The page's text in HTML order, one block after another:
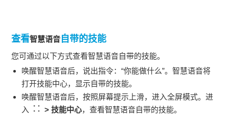
查看智慧语音自带的技能
您可通过以下方式查看智慧语音自带的技能。
唤醒智慧语音后，说出指令：“你能做什么”。智慧语音将
打开技能中心，显示自带的技能。
唤醒智慧语音后，按照屏幕提示上滑，进入全屏模式。进
入
>技能中心，查看智慧语音自带的技能。